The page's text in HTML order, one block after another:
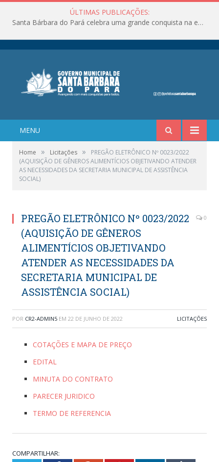
ÚLTIMAS PUBLICAÇÕES:
Santa Bárbara do Pará celebra uma grande conquista na educação!
MENU
Home » Licitações »
PREGÃO ELETRÔNICO Nº 0023/2022
(AQUISIÇÃO DE GÊNEROS ALIMENTÍCIOS OBJETIVANDO ATENDER
AS NECESSIDADES DA SECRETARIA MUNICIPAL DE ASSISTÊNCIA
SOCIAL)
PREGÃO ELETRÔNICO Nº 0023/2022
(AQUISIÇÃO DE GÊNEROS
ALIMENTÍCIOS OBJETIVANDO
ATENDER AS NECESSIDADES DA
SECRETARIA MUNICIPAL DE
ASSISTÊNCIA SOCIAL)
0
POR CR2-ADMIN5 EM 22 DE JUNHO DE 2022 LICITAÇÕES
COTAÇÕES E MAPA DE PREÇO
EDITAL
MINUTA DO CONTRATO
PARECER JURIDICO
TERMO DE REFERENCIA
COMPARTILHAR: